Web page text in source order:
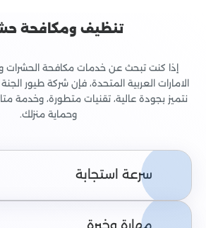
تنظيف ومكافحة
إذا كنت تبحث عن خدمات مكافحة الحشرات
الامارات العربية المتحدة، فإن شركة طيور
وحماية منزلك.
سرعة استجابة